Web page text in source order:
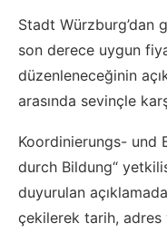
Stadt Würzburg’dan
son derece uygun
düzenleneceğinin
arasında sevinçle
Koordinierungs- und
durch Bildung“
duyurulan
çekilerek tarih,